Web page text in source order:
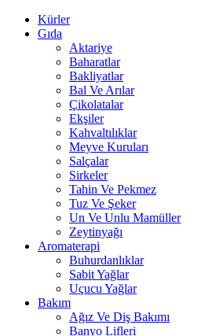
Kürler
Gıda
Aktariye
Baharatlar
Bakliyatlar
Bal Ve Arılar
Çikolatalar
Ekşiler
Kahvaltılıklar
Meyve Kuruları
Salçalar
Sirkeler
Tahin Ve Pekmez
Tuz Ve Şeker
Un Ve Unlu Mamüller
Zeytinyağı
Aromaterapi
Buhurdanlıklar
Sabit Yağlar
Uçucu Yağlar
Bakım
Ağız Ve Diş Bakımı
Banyo Lifleri